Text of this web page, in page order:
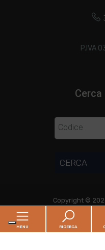
P.IVA
CERCA
Copyright ©
Sitemap-
MENU RICERCA